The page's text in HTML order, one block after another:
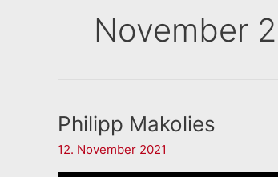
November
Philipp Makolies
12. November 2021